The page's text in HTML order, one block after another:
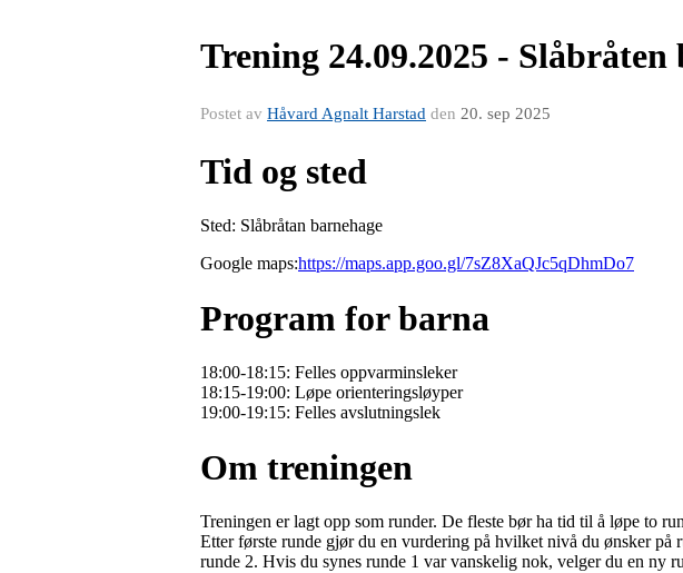
Trening 24.09.2025 - Slåbråten
Postet av Håvard Agnalt Harstad den 20. sep 2025
Tid og sted
Sted: Slåbråtan barnehage
Google maps:https://maps.app.goo.gl/7sZ8XaQJc5qDhmDo7
Program for barna
18:00-18:15: Felles oppvarminsleker
18:15-19:00: Løpe orienteringsløyper
19:00-19:15: Felles avslutningslek
Om treningen
Treningen er lagt opp som runder. De fleste bør ha tid til å løpe to
Etter første runde gjør du en vurdering på hvilket nivå du ønsker
runde 2. Hvis du synes runde 1 var vanskelig nok, velger du en ny